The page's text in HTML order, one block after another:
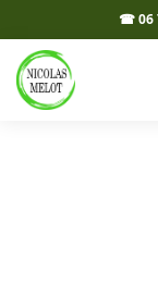
☎ 06